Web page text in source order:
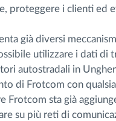
proteggere i clienti ed
già diversi
utilizzare i dati di
autostradali in
di Frotcom con
Frotcom sta già
su più reti di